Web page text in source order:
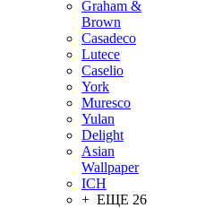
Graham &
Brown
Casadeco
Lutece
Caselio
York
Muresco
Yulan
Delight
Asian
Wallpaper
ICH
+ ЕЩЕ 26